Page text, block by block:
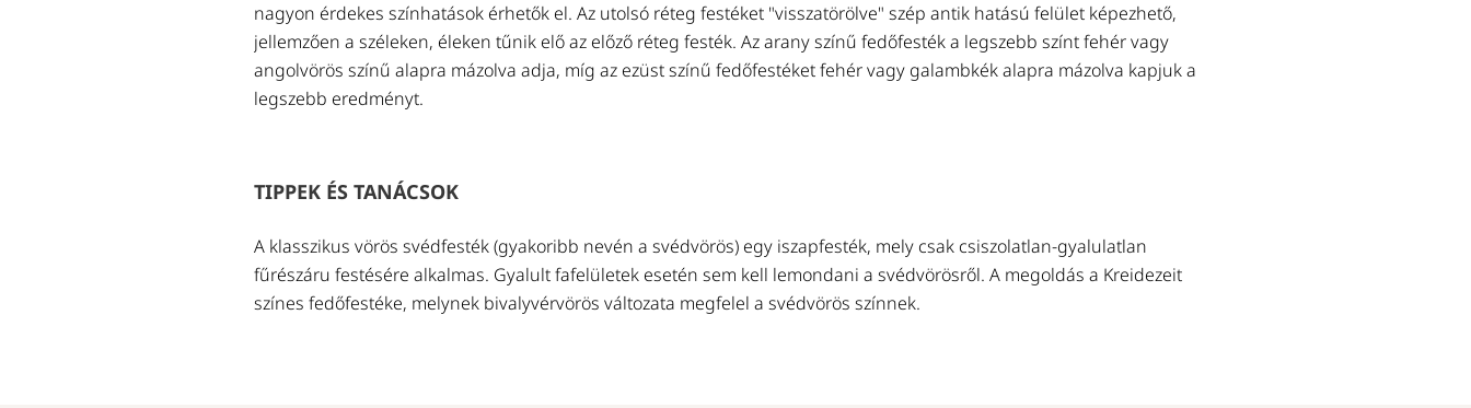
nagyon érdekes színhatások érhetők el. Az utolsó réteg festéket "visszatörölve" szép antik hatású felület képezhető,
jellemzően a széleken, éleken tűnik elő az előző réteg festék. Az arany színű fedőfesték a legszebb színt fehér vagy
angolvörös színű alapra mázolva adja, míg az ezüst színű fedőfestéket fehér vagy galambkék alapra mázolva kapjuk a
legszebb eredményt.
TIPPEK ÉS TANÁCSOK
A klasszikus vörös svédfesték (gyakoribb nevén a svédvörös) egy iszapfesték, mely csak csiszolatlan-gyalulatlan
fűrészáru festésére alkalmas. Gyalult fafelületek esetén sem kell lemondani a svédvörösről. A megoldás a Kreidezeit
színes fedőfestéke, melynek bivalyvérvörös változata megfelel a svédvörös színnek.